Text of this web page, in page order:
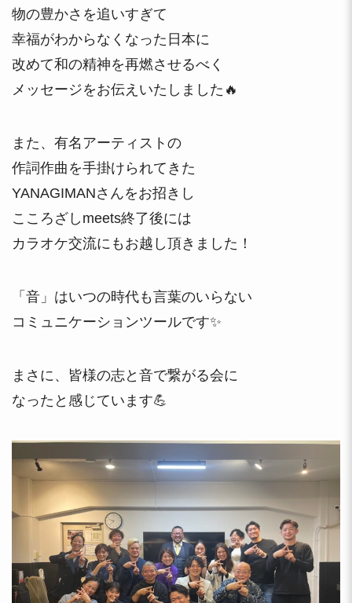
物の豊かさを追いすぎて
幸福がわからなくなった日本に
改めて和の精神を再燃させるべく
メッセージをお伝えいたしました🔥
また、有名アーティストの
作詞作曲を手掛けられてきた
YANAGIMANさんをお招きし
こころざしmeets終了後には
カラオケ交流にもお越し頂きました！
「音」はいつの時代も言葉のいらない
コミュニケーションツールです✨
まさに、皆様の志と音で繋がる会に
なったと感じています💪